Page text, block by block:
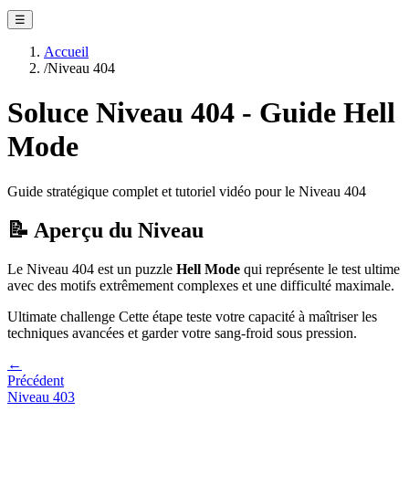
☰
Accueil
/Niveau 404
Soluce Niveau 404 - Guide Hell
Mode
Guide stratégique complet et tutoriel vidéo pour le Niveau 404
📝 Aperçu du Niveau
Le Niveau 404 est un puzzle Hell Mode qui représente le test ultime
avec des motifs extrêmement complexes et une difficulté maximale.
Ultimate challenge Cette étape teste votre capacité à maîtriser les
techniques avancées et garder votre sang-froid sous pression.
←
Précédent
Niveau 403